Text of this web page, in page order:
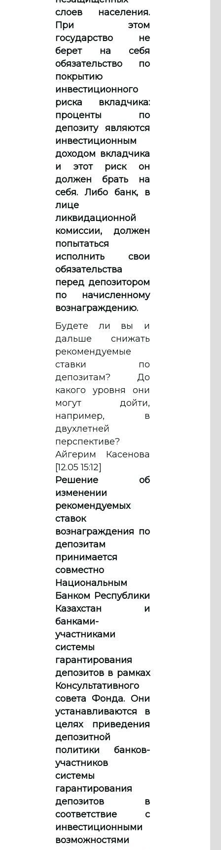
слоев населения.
При этом
государство не
берет на себя
обязательство по
покрытию
инвестиционного
риска вкладчика:
проценты по
депозиту являются
инвестиционным
доходом вкладчика
и этот риск он
должен брать на
себя. Либо банк, в
лице
ликвидационной
комиссии, должен
попытаться
исполнить свои
обязательства
перед депозитором
по начисленному
вознаграждению.
Будете ли вы и
дальше снижать
рекомендуемые
ставки по
депозитам? До
какого уровня они
могут дойти,
например, в
двухлетней
перспективе?
Айгерим Касенова
[12.05 15:12]
Решение об
изменении
рекомендуемых
ставок
вознаграждения по
депозитам
принимается
совместно
Национальным
Банком Республики
Казахстан и
банками-
участниками
системы
гарантирования
депозитов в рамках
Консультативного
совета Фонда. Они
устанавливаются в
целях приведения
депозитной
политики банков-
участников
системы
гарантирования
депозитов в
соответствие с
инвестиционными
возможностями